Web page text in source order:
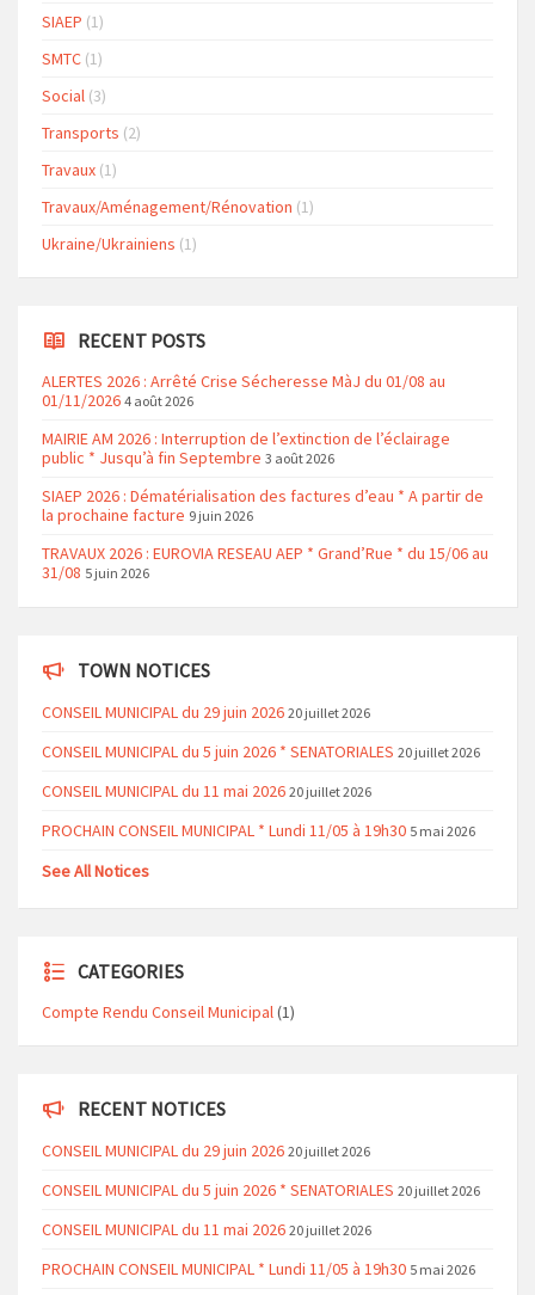
SIAEP (1)
SMTC (1)
Social (3)
Transports (2)
Travaux (1)
Travaux/Aménagement/Rénovation (1)
Ukraine/Ukrainiens (1)
RECENT POSTS
ALERTES 2026 : Arrêté Crise Sécheresse MàJ du 01/08 au
01/11/2026 4 août 2026
MAIRIE AM 2026 : Interruption de l’extinction de l’éclairage
public * Jusqu’à fin Septembre 3 août 2026
SIAEP 2026 : Dématérialisation des factures d’eau * A partir de
la prochaine facture 9 juin 2026
TRAVAUX 2026 : EUROVIA RESEAU AEP * Grand’Rue * du 15/06 au
31/08 5 juin 2026
TOWN NOTICES
CONSEIL MUNICIPAL du 29 juin 2026 20 juillet 2026
CONSEIL MUNICIPAL du 5 juin 2026 * SENATORIALES 20 juillet 2026
CONSEIL MUNICIPAL du 11 mai 2026 20 juillet 2026
PROCHAIN CONSEIL MUNICIPAL * Lundi 11/05 à 19h30 5 mai 2026
See All Notices
CATEGORIES
Compte Rendu Conseil Municipal(1)
RECENT NOTICES
CONSEIL MUNICIPAL du 29 juin 2026 20 juillet 2026
CONSEIL MUNICIPAL du 5 juin 2026 * SENATORIALES 20 juillet 2026
CONSEIL MUNICIPAL du 11 mai 2026 20 juillet 2026
PROCHAIN CONSEIL MUNICIPAL * Lundi 11/05 à 19h30 5 mai 2026